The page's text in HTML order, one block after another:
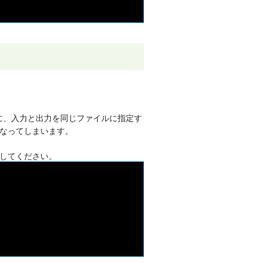
入力と出力を同じファイルに指定す
ってしまいます。
ください。